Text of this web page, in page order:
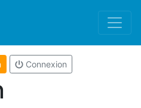
Connexion